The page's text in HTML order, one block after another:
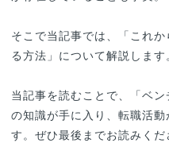
そこで当記事では、「これ
る方法」について解説します
当記事を読むことで、「ベ
の知識が手に入り、転職活
す。ぜひ最後までお読みくだ